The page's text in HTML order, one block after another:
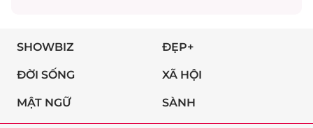
SHOWBIZ ĐẸP+
ĐỜI SỐNG XÃ HỘI
MẬT NGỮ SÀNH